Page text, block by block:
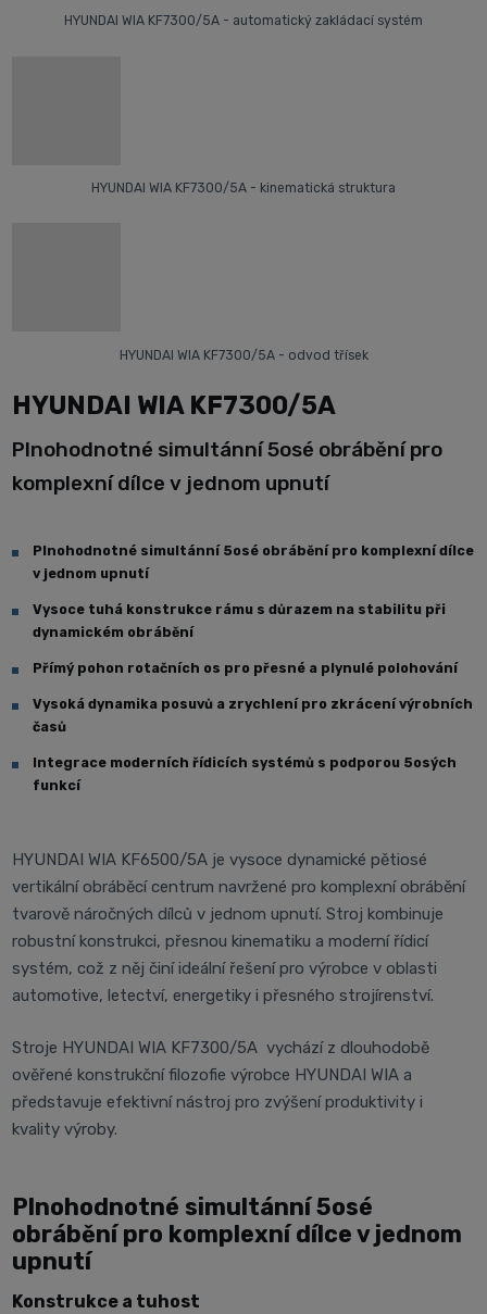
HYUNDAI WIA KF7300/5A - automatický zakládací systém
HYUNDAI WIA KF7300/5A - kinematická struktura
HYUNDAI WIA KF7300/5A - odvod třísek
HYUNDAI WIA KF7300/5A
Plnohodnotné simultánní 5osé obrábění pro
komplexní dílce v jednom upnutí
Plnohodnotné simultánní 5osé obrábění pro komplexní dílce
v jednom upnutí
Vysoce tuhá konstrukce rámu s důrazem na stabilitu při
dynamickém obrábění
Přímý pohon rotačních os pro přesné a plynulé polohování
Vysoká dynamika posuvů a zrychlení pro zkrácení výrobních
časů
Integrace moderních řídicích systémů s podporou 5osých
funkcí
HYUNDAI WIA KF6500/5A je vysoce dynamické pětiosé
vertikální obráběcí centrum navržené pro komplexní obrábění
tvarově náročných dílců v jednom upnutí. Stroj kombinuje
robustní konstrukci, přesnou kinematiku a moderní řídicí
systém, což z něj činí ideální řešení pro výrobce v oblasti
automotive, letectví, energetiky i přesného strojírenství.
Stroje HYUNDAI WIA KF7300/5A vychází z dlouhodobě
ověřené konstrukční filozofie výrobce HYUNDAI WIA a
představuje efektivní nástroj pro zvýšení produktivity i
kvality výroby.
Plnohodnotné simultánní 5osé
obrábění pro komplexní dílce v jednom
upnutí
Konstrukce a tuhost